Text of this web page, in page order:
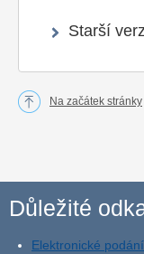
Starší
Na začátek stránky
Důležité
Elektronické podání